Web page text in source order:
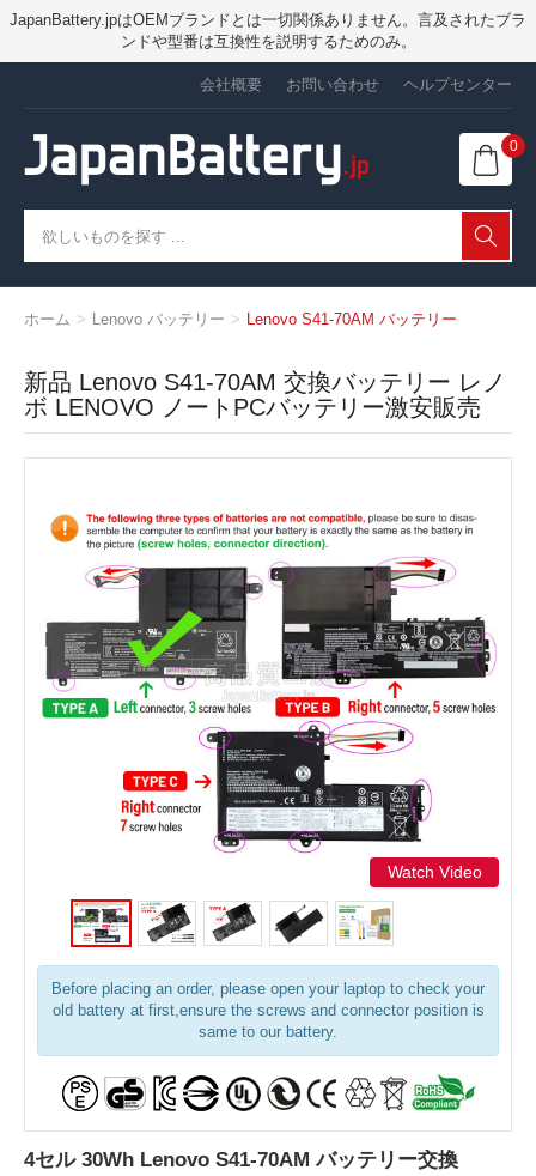
JapanBattery.jpはOEMブランドとは一切関係ありません。言及されたブラ
ンドや型番は互換性を説明するためのみ。
会社概要 お問い合わせ ヘルプセンター
0
ホーム Lenovo バッテリー Lenovo S41-70AM バッテリー
新品 Lenovo S41-70AM 交換バッテリー レノ
ボ LENOVO ノートPCバッテリー激安販売
Watch Video
Before placing an order, please open your laptop to check your
old battery at first,ensure the screws and connector position is
same to our battery.
4セル 30Wh Lenovo S41-70AM バッテリー交換